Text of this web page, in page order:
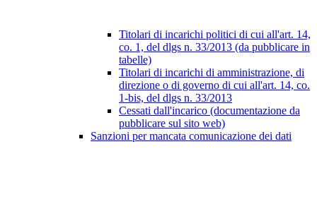
Titolari di incarichi politici di cui all'art. 14,
co. 1, del dlgs n. 33/2013 (da pubblicare in
tabelle)
Titolari di incarichi di amministrazione, di
direzione o di governo di cui all'art. 14, co.
1-bis, del dlgs n. 33/2013
Cessati dall'incarico (documentazione da
pubblicare sul sito web)
Sanzioni per mancata comunicazione dei dati